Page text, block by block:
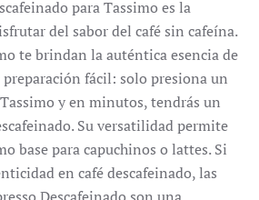
para Tassimo es la
del sabor del café sin cafeína.
te brindan la auténtica esencia de
fácil: solo presiona un
y en minutos, tendrás un
Su versatilidad permite
base para capuchinos o lattes.Si
en café descafeinado, las